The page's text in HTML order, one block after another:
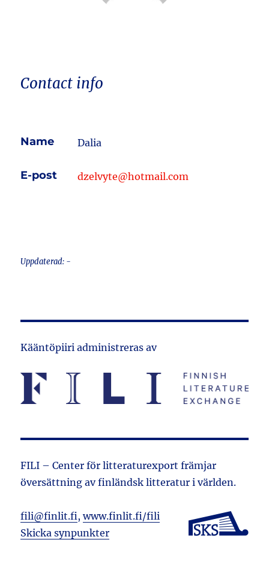
Contact info
Name Dalia
E-post dzelvyte@hotmail.com
Uppdaterad: -
Kääntöpiiri administreras av
FILI – Center för litteraturexport främjar
översättning av finländsk litteratur i världen.
fili@finlit.fi,www.finlit.fi/fili
Skicka synpunkter